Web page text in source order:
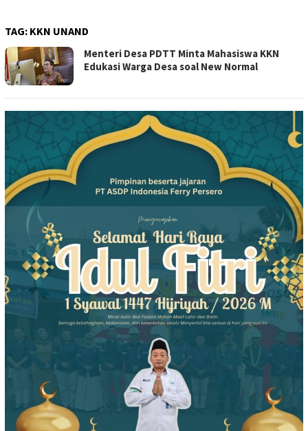
TAG: KKN UNAND
Menteri Desa PDTT Minta Mahasiswa KKN
Edukasi Warga Desa soal New Normal